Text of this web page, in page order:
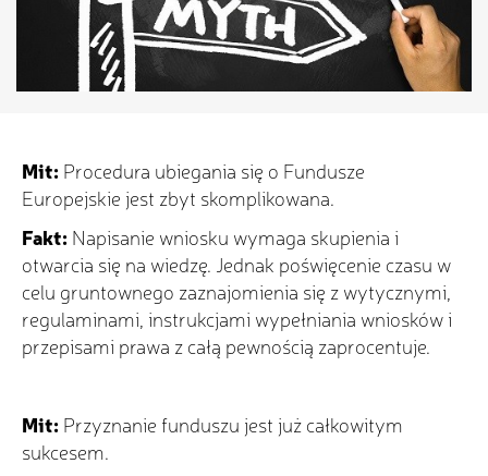
Mit: Procedura ubiegania się o Fundusze
Europejskie jest zbyt skomplikowana.
Fakt: Napisanie wniosku wymaga skupienia i
otwarcia się na wiedzę. Jednak poświęcenie czasu w
celu gruntownego zaznajomienia się z wytycznymi,
regulaminami, instrukcjami wypełniania wniosków i
przepisami prawa z całą pewnością zaprocentuje.
Mit: Przyznanie funduszu jest już całkowitym
sukcesem.